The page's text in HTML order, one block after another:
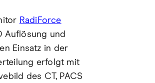
RadiForce
Auflösung und
Einsatz in der
erfolgt mit
des CT, PACS